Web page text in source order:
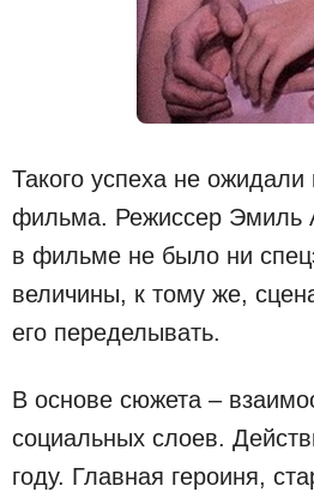
Такого успеха не
фильма. Режиссер Эмиль
в фильме не было ни
величины, к тому же,
его переделывать.
В основе сюжета –
социальных слоев.
году. Главная героиня,